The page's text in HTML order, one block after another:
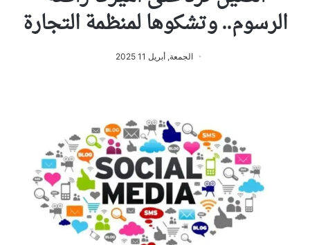
الرسوم.. وتشكوها لمنظمة التجارة
الجمعة, أبريل 11 2025